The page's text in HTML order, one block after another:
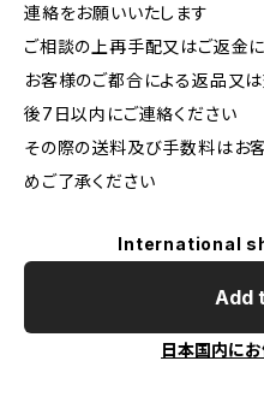
連絡をお願いいたします
ご相談の上再手配又はご返金
お客様のご都合による返品又
後7日以内にご連絡ください
その際の送料及び手数料はお
めご了承ください
International
Add
日本国内に